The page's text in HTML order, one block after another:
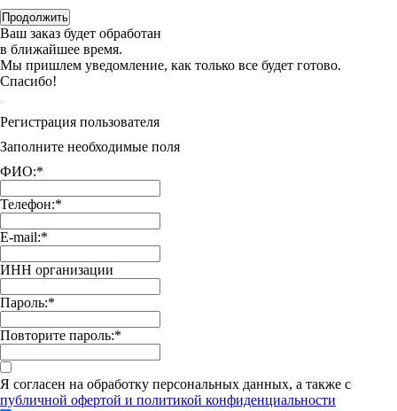
Продолжить
Ваш заказ будет обработан
в ближайшее время.
Мы пришлем уведомление, как только все будет готово.
Спасибо!
Регистрация пользователя
Заполните необходимые поля
ФИО:*
Телефон:*
E-mail:*
ИНН организации
Пароль:*
Повторите пароль:*
Я согласен на обработку персональных данных, а также с
публичной офертой и политикой конфиденциальности